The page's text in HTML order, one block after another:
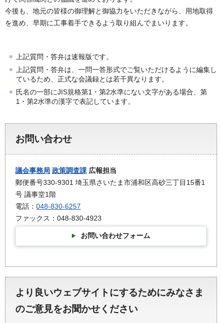
今後も、地元の皆様の御理解と御協力をいただきながら、用地取得
を進め、早期に工事着手できるよう取り組んでまいります。
上記質問・答弁は速報版です。
上記質問・答弁は、一問一答形式でご覧いただけるように編集し
ているため、正式な会議録とは若干異なります。
氏名の一部にJIS規格第1・第2水準にない文字がある場合、第
1・第2水準の漢字で表記しています。
お問い合わせ
議会事務局 政策調査課 広報担当
郵便番号330-9301 埼玉県さいたま市浦和区高砂三丁目15番1
号 議事堂1階
電話： 048-830-6257
ファックス：048-830-4923
お問い合わせフォーム
より良いウェブサイトにするためにみなさま
のご意見をお聞かせください